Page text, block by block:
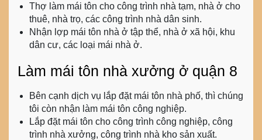
Thợ làm mái tôn cho công trình nhà tạm, nhà ở cho
thuê, nhà trọ, các công trình nhà dân sinh.
Nhận lợp mái tôn nhà ở tập thể, nhà ở xã hội, khu
dân cư, các loại mái nhà ở.
Làm mái tôn nhà xưởng ở quận 8
Bên cạnh dịch vụ lắp đặt mái tôn nhà phố, thì chúng
tôi còn nhận làm mái tôn công nghiệp.
Lắp đặt mái tôn cho công trình công nghiệp, công
trình nhà xưởng, công trình nhà kho sản xuất.